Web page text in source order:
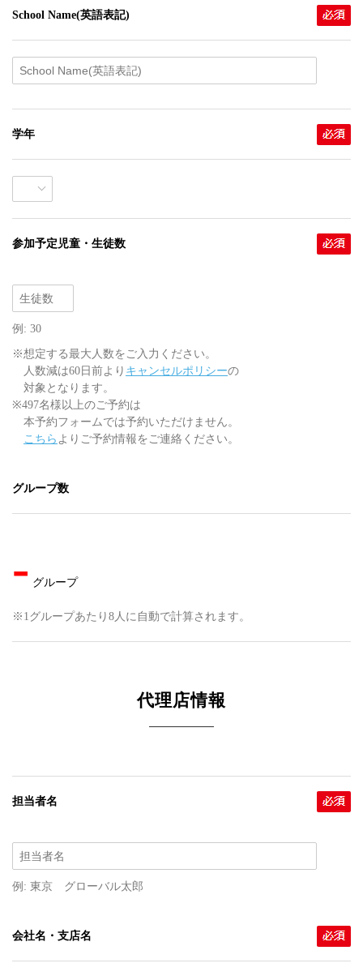
School Name(英語表記)
学年
参加予定児童・生徒数
例: 30
※想定する最大人数をご入力ください。
人数減は60日前より キャンセルポリシーの
対象となります。
※497名様以上のご予約は
本予約フォームでは予約いただけません。
こちら よりご予約情報をご連絡ください。
グループ数
- グループ
※1グループあたり8人に自動で計算されます。
代理店情報
担当者名
例: 東京 グローバル太郎
会社名・支店名